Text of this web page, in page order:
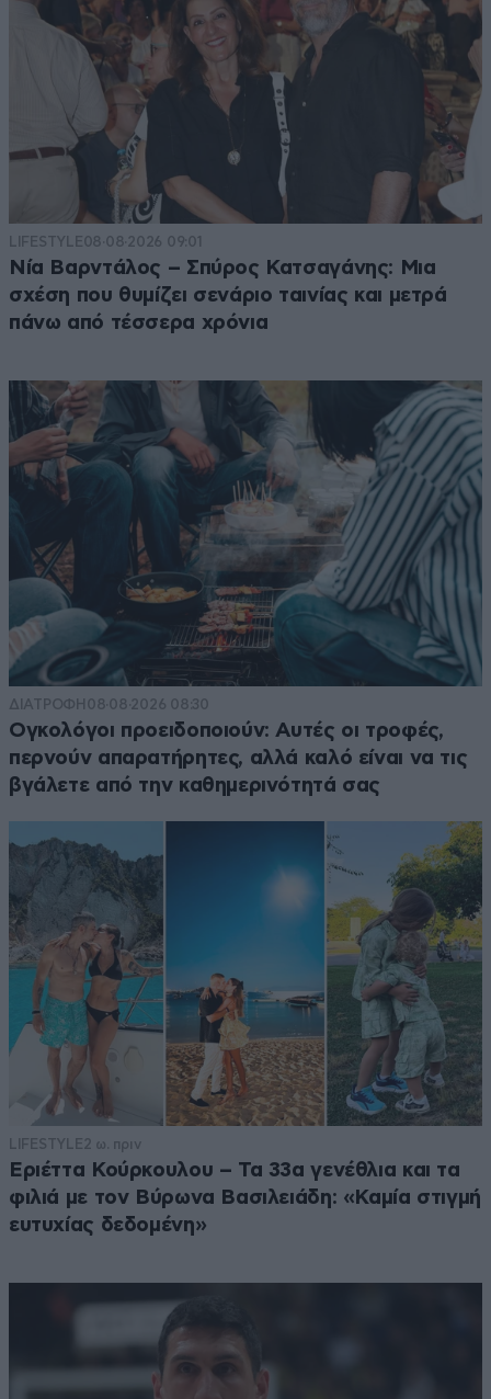
LIFESTYLE08·08·2026 09:01
Νία Βαρντάλος – Σπύρος Κατσαγάνης: Μια
σχέση που θυμίζει σενάριο ταινίας και μετρά
πάνω από τέσσερα χρόνια
ΔΙΑΤΡΟΦΗ 08·08·2026 08:30
Ογκολόγοι προειδοποιούν: Αυτές οι τροφές,
περνούν απαρατήρητες, αλλά καλό είναι να τις
βγάλετε από την καθημερινότητά σας
LIFESTYLE2 ω. πριν
Εριέττα Κούρκουλου – Τα 33α γενέθλια και τα
φιλιά με τον Βύρωνα Βασιλειάδη: «Καμία στιγμή
ευτυχίας δεδομένη»